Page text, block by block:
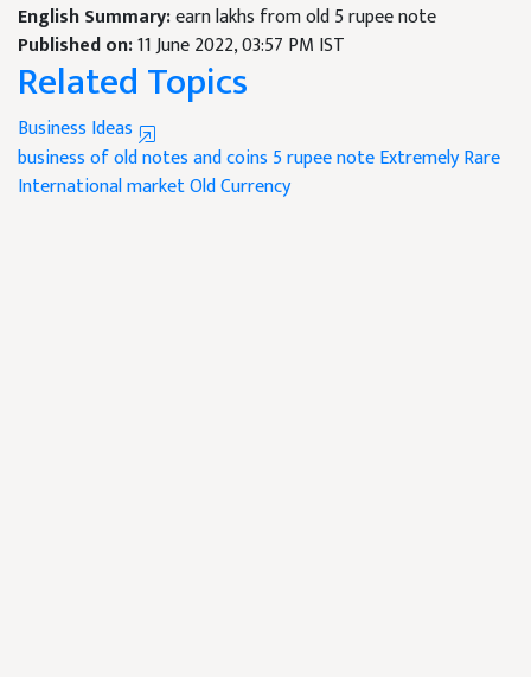
English Summary:earn lakhs from old 5 rupee note
Published on:11 June 2022, 03:57 PM IST
Related Topics
Business Ideas
business of old notes and coins 5 rupee noteExtremely Rare
International marketOld Currency